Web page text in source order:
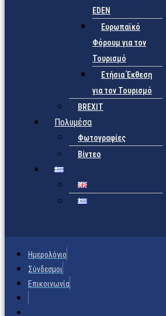
EDEN
Ευρωπαϊκό
Φόρουμ για τον
Τουρισμό
Ετήσια Έκθεση
για τον Τουρισμό
BREXIT
Πολυμέσα
Φωτογραφίες
Βίντεο
Ημερολόγιο
Σύνδεσμοι
Επικοινωνία